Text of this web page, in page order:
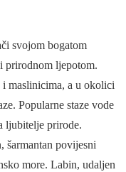
svojom bogatom
prirodnom ljepotom.
maslinicima, a u okolici
Popularne staze vode
ljubitelje prirode.
šarmantan povijesni
more. Labin, udaljen